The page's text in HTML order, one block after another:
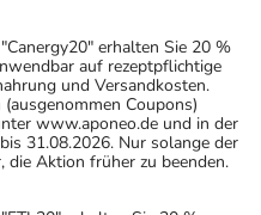
erhalten Sie 20 %
auf rezeptpflichtige
und Versandkosten.
Coupons)
www.aponeo.de und in der
31.08.2026. Nur solange der
Aktion früher zu beenden.